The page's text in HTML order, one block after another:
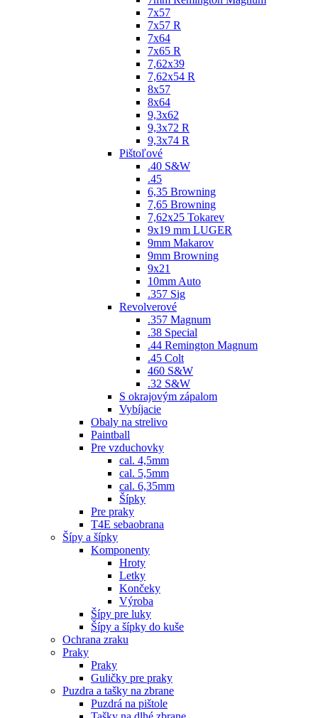
7x57
7x57 R
7x64
7x65 R
7,62x39
7,62x54 R
8x57
8x64
9,3x62
9,3x72 R
9,3x74 R
Pištoľové
.40 S&W
.45
6,35 Browning
7,65 Browning
7,62x25 Tokarev
9x19 mm LUGER
9mm Makarov
9mm Browning
9x21
10mm Auto
.357 Sig
Revolverové
.357 Magnum
.38 Special
.44 Remington Magnum
.45 Colt
460 S&W
.32 S&W
S okrajovým zápalom
Vybíjacie
Obaly na strelivo
Paintball
Pre vzduchovky
cal. 4,5mm
cal. 5,5mm
cal. 6,35mm
Šípky
Pre praky
T4E sebaobrana
Šípy a šípky
Komponenty
Hroty
Letky
Končeky
Výroba
Šípy pre luky
Šípy a šípky do kuše
Ochrana zraku
Praky
Praky
Guličky pre praky
Puzdra a tašky na zbrane
Puzdrá na pištole